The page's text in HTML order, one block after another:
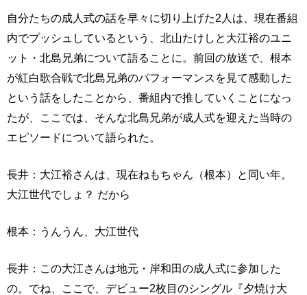
自分たちの成人式の話を早々に切り上げた2人は、現在番組
内でプッシュしているという、北山たけしと大江裕のユニ
ット・北島兄弟について語ることに。前回の放送で、根本
が紅白歌合戦で北島兄弟のパフォーマンスを見て感動した
という話をしたことから、番組内で推していくことになっ
たが、ここでは、そんな北島兄弟が成人式を迎えた当時の
エピソードについて語られた。
長井：大江裕さんは、現在ねもちゃん（根本）と同い年。
大江世代でしょ？ だから
根本：うんうん、大江世代
長井：この大江さんは地元・岸和田の成人式に参加した
の。でね、ここで、デビュー2枚目のシングル『夕焼け大